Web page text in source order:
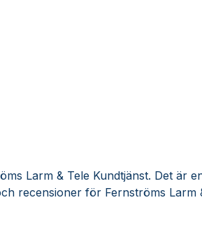
Larm & Tele Kundtjänst. Det är
recensioner för Fernströms Larm